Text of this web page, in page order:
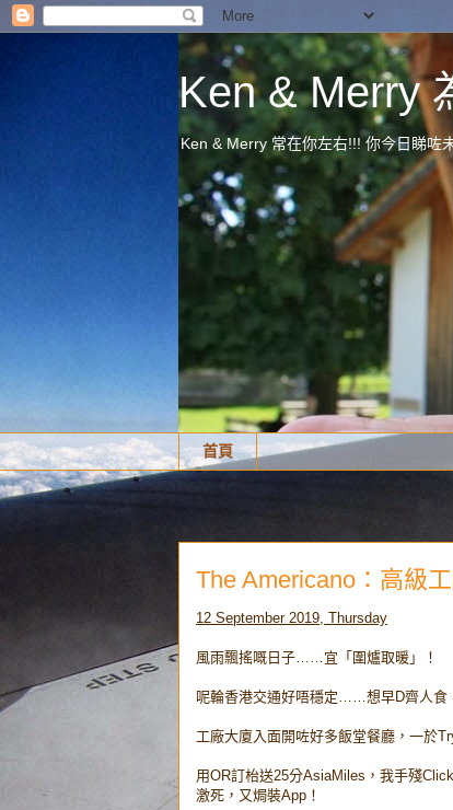
Ken & Merry
Ken & Merry 常在你左右!!! 你今日睇咗
首頁
The Americano：高級
12 September 2019, Thursday
風雨飄搖嘅日子……宜「圍爐取暖」！
呢輪香港交通好唔穩定……想早D齊人食
工廠大廈入面開咗好多飯堂餐廳，一於
用OR訂枱送25分AsiaMiles，我手殘
激死，又焗裝App！